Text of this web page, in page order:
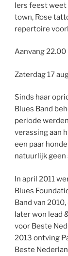
Iers feest weet
town, Rose
repertoire
Aanvang
Zaterdag 17
Sinds haar
Blues Band
periode
verassing aan
een paar
natuurlijk geen
In april 2011
Blues
Band van
later won lead
voor Beste
2013 ontving
Beste